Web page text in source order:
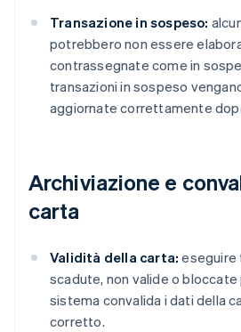
Transazione in sospeso:
potrebbero non essere
contrassegnate come in
transazioni in sospeso
aggiornate correttamente
Archiviazione e
carta
Validità della carta: eseguire
scadute, non valide o
sistema convalida i dati della
corretto.